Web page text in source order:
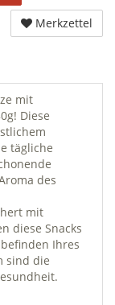
Merkzettel
mit
Diese
tägliche
des
mit
diese Snacks
Ihres
sind die